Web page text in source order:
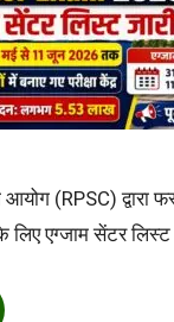
(RPSC) द्वारा
लिए एग्जाम सेंटर लिस्ट